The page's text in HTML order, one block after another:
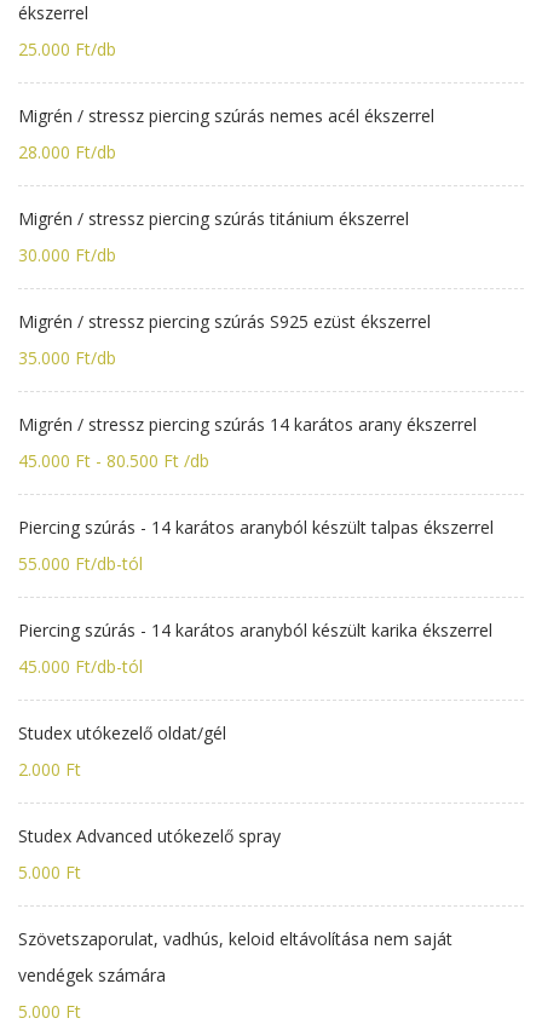
ékszerrel
25.000 Ft/db
Migrén / stressz piercing szúrás nemes acél ékszerrel
28.000 Ft/db
Migrén / stressz piercing szúrás titánium ékszerrel
30.000 Ft/db
Migrén / stressz piercing szúrás S925 ezüst ékszerrel
35.000 Ft/db
Migrén / stressz piercing szúrás 14 karátos arany ékszerrel
45.000 Ft - 80.500 Ft /db
Piercing szúrás - 14 karátos aranyból készült talpas ékszerrel
55.000 Ft/db-tól
Piercing szúrás - 14 karátos aranyból készült karika ékszerrel
45.000 Ft/db-tól
Studex utókezelő oldat/gél
2.000 Ft
Studex Advanced utókezelő spray
5.000 Ft
Szövetszaporulat, vadhús, keloid eltávolítása nem saját
vendégek számára
5.000 Ft